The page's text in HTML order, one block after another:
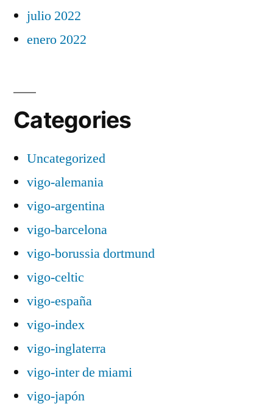
julio 2022
enero 2022
Categories
Uncategorized
vigo-alemania
vigo-argentina
vigo-barcelona
vigo-borussia dortmund
vigo-celtic
vigo-españa
vigo-index
vigo-inglaterra
vigo-inter de miami
vigo-japón